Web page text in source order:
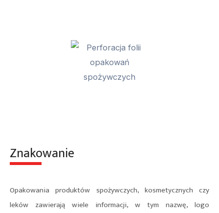
Znakowanie
Opakowania produktów spożywczych, kosmetycznych czy
leków zawierają wiele informacji, w tym nazwę, logo